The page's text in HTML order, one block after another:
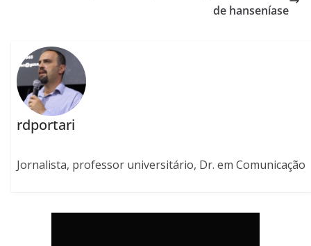
de hanseníase
rdportari
Jornalista, professor universitário, Dr. em Comunicação